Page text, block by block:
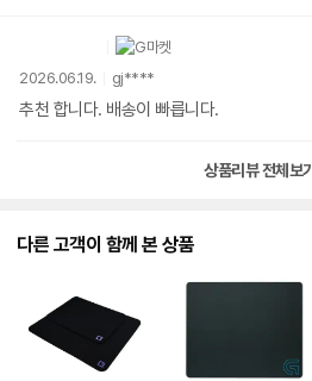
2026.06.19. gj****
추천 합니다. 배송이 빠릅니다.
상품리뷰 전체보기
다른 고객이 함께 본 상품